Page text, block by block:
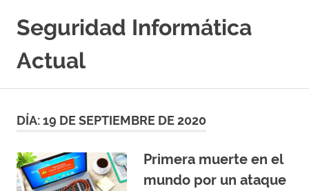
contenido
Seguridad Informática
Actual
en
Seguridad
y
Hacking
Etico
DÍA:19 DE SEPTIEMBRE DE 2020
Primera muerte en el
mundo por un ataque